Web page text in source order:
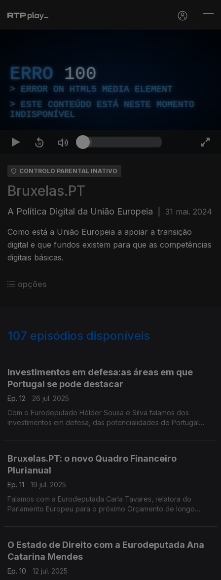
ERRO 100
ERROR ON HTML5 MEDIA ELEMENT
ESTE CONTEÚDO ESTÁ NESTE MOMENTO
INDISPONÍVEL
CONTROLO PARENTAL INATIVO
Bruxelas.PT
A Política Digital da União Europeia 31 mai. 2024
Como está a União Europeia a apoiar a transição
digital e que fundos existem para que as competências
digitais básicas.
opções
107 episódios disponíveis
Investimentos em defesa:as áreas em que
Portugal se pode destacar
Ep. 12
26 jul. 2025
Com o Eurodeputado Hélder Sousa e Silva falamos dos
investimentos em defesa, das potencialidades de Portugal
Bruxelas.PT: o novo Quadro Financeiro
Plurianual
Ep. 11
19 jul. 2025
Falamos com a Eurodeputada Carla Tavares, relatora do
Parlamento Europeu para o próximo Orçamento de longo
O Estado de Direito com a Eurodeputada Ana
Catarina Mendes
Ep. 10
12 jul. 2025